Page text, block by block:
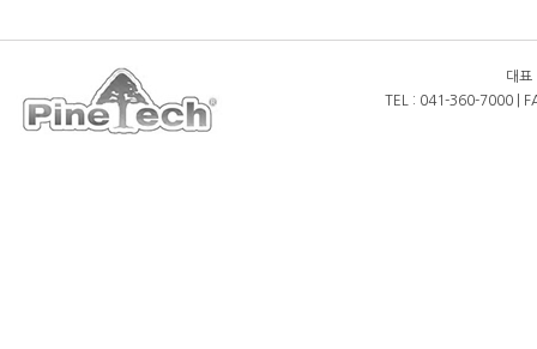
대표
TEL : 041-360-7000 |